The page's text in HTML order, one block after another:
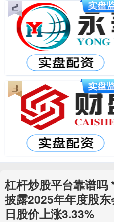
杠杆炒股平台靠谱吗
披露2025年年度股
日股价上涨3.33%